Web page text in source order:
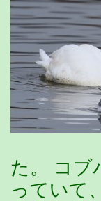
た。 コ
っていて